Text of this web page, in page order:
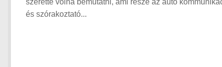
szerette volna bemutatni, ami része az autó
és szórakoztató...